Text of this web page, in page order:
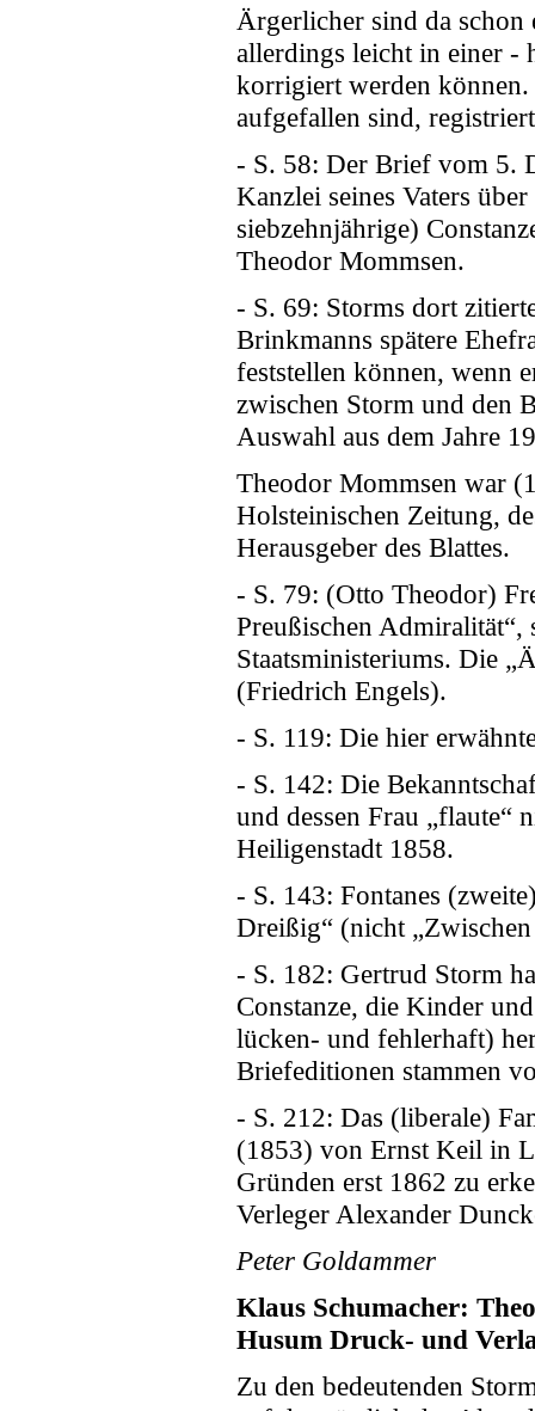
Ärgerlicher sind da schon
allerdings leicht in einer -
korrigiert werden können.
aufgefallen sind,
- S. 58: Der Brief vom 5.
Kanzlei seines Vaters
siebzehnjährige)
Theodor Mommsen.
- S. 69: Storms dort
Brinkmanns spätere
feststellen können, wenn
zwischen Storm und den
Auswahl aus dem Jahre
Theodor Mommsen war
Holsteinischen Zeitung,
Herausgeber des Blattes.
- S. 79: (Otto Theodor)
Preußischen Admiralität“,
Staatsministeriums. Die
(Friedrich Engels).
- S. 119: Die hier
- S. 142: Die
und dessen Frau „flaute“
Heiligenstadt 1858.
- S. 143: Fontanes
Dreißig“ (nicht
- S. 182: Gertrud Storm
Constanze, die Kinder
lücken- und fehlerhaft)
Briefeditionen stammen
- S. 212: Das (liberale)
(1853) von Ernst Keil in
Gründen erst 1862 zu
Verleger Alexander
Peter Goldammer
Klaus Schumacher:
Husum Druck- und
Zu den bedeutenden